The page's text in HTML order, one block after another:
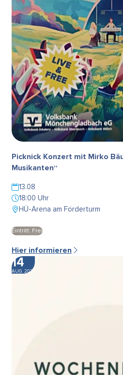
Picknick Konzert mit Mirko
Musikanten“
13.08
18:00 Uhr
HÜ-Arena am Förderturm
Eintritt: Frei
Hier informieren
14
AUG. 2026